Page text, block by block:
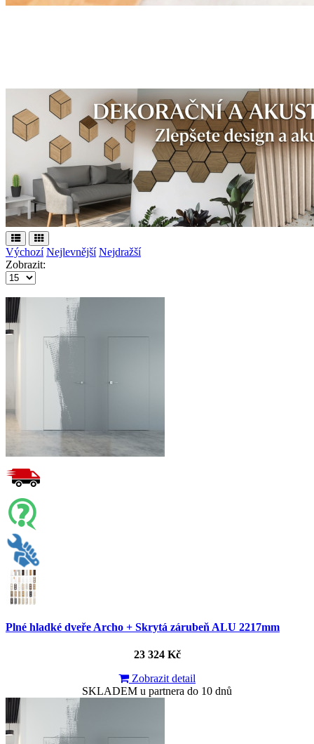
Výchozí Nejlevnější Nejdražší
Zobrazit:
Plné hladké dveře Archo + Skrytá zárubeň ALU 2217mm
23 324 Kč
Zobrazit detail
SKLADEM u partnera do 10 dnů